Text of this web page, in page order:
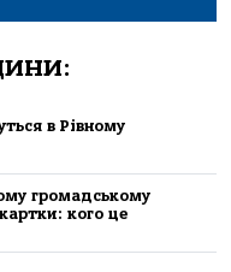
в Рівному
громадському
кого це